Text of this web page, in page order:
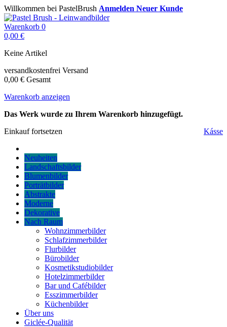
Willkommen bei PastelBrush Anmelden Neuer Kunde
Warenkorb 0
0,00 €
Keine Artikel
versandkostenfrei Versand
0,00 € Gesamt
Warenkorb anzeigen
Das Werk wurde zu Ihrem Warenkorb hinzugefügt.
Einkauf fortsetzen
Kásse
Neuheiten
Landschaftsbilder
Blumenbilder
Porträtbilder
Abstrakte
Moderne
Dekorative
Nach Raum
Wohnzimmerbilder
Schlafzimmerbilder
Flurbilder
Bürobilder
Kosmetikstudiobilder
Hotelzimmerbilder
Bar und Cafébilder
Esszimmerbilder
Küchenbilder
Über uns
Giclée-Qualität